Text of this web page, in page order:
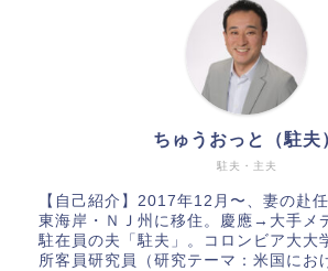
駐夫・主夫
ちゅうおっと（駐夫
【自己紹介】2017年12月〜、妻の赴
東海岸・ＮＪ州に移住。慶應→大手メ
駐在員の夫「駐夫」。コロンビア大大
所客員研究員（研究テーマ：米国にお